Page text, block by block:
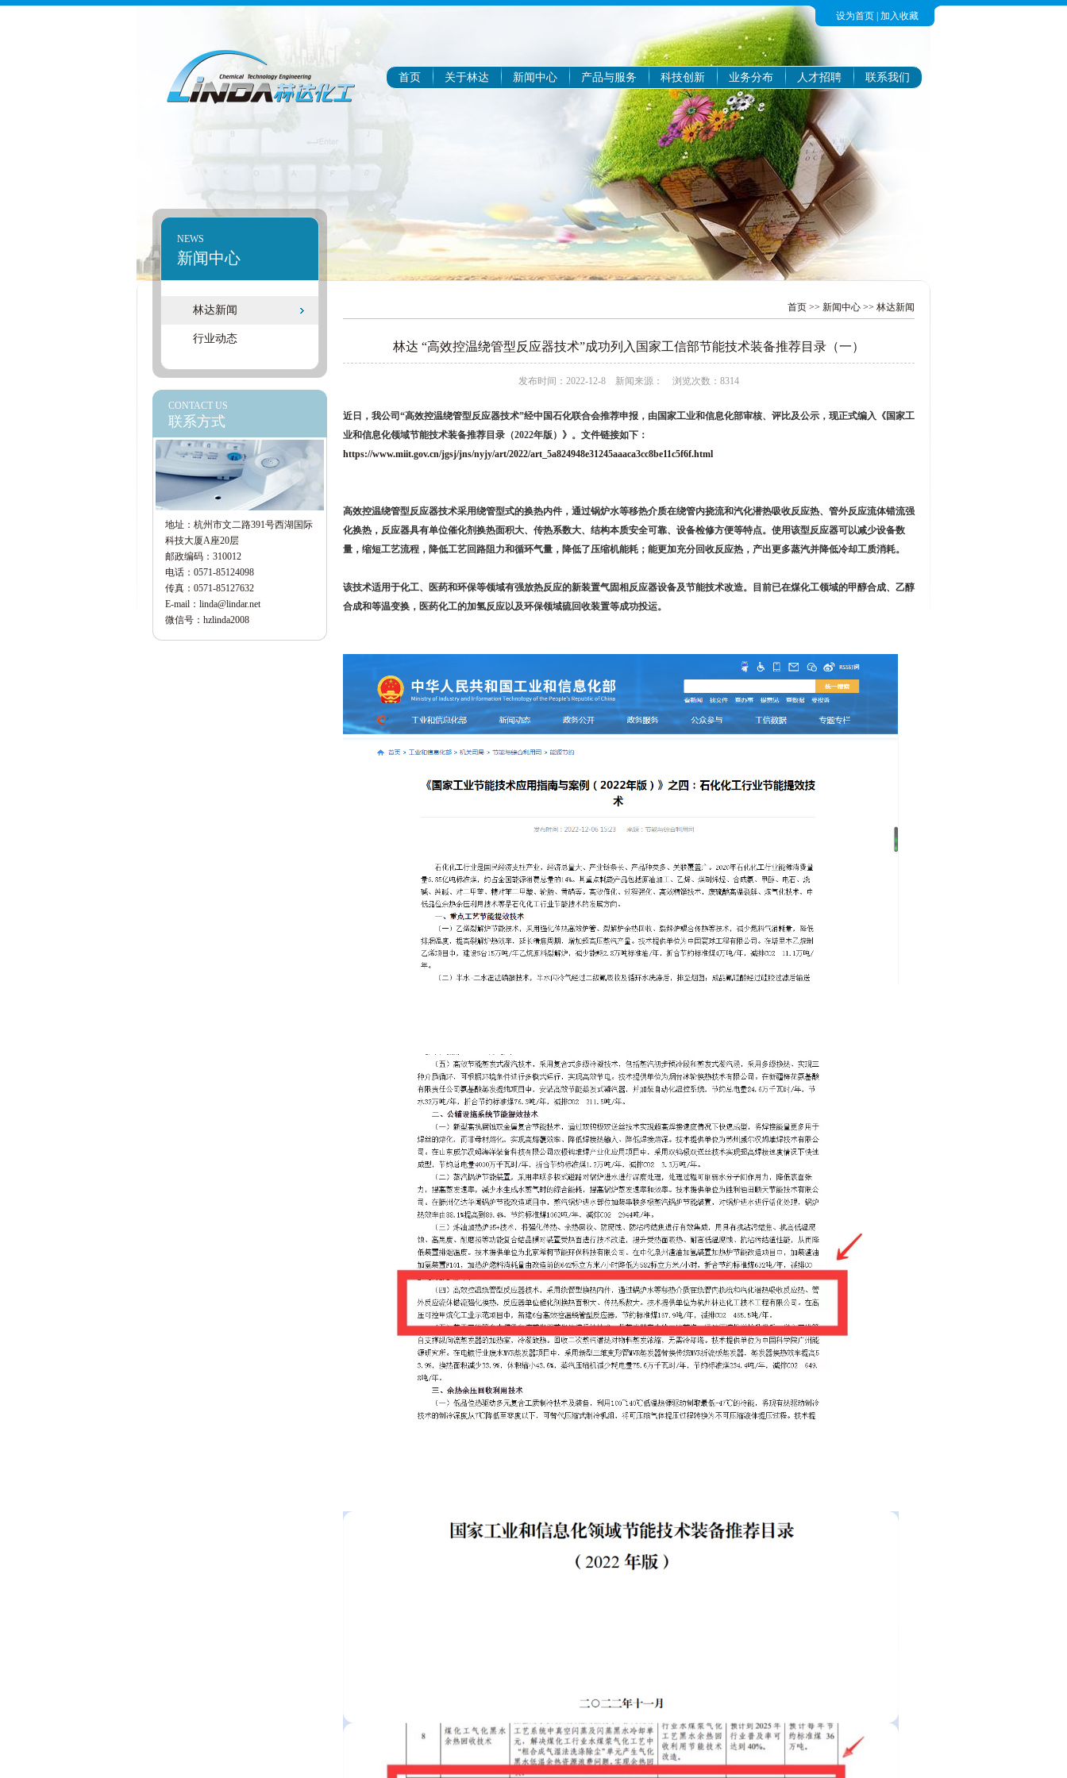
设为首页 加入收藏
首页 关于林达 新闻中心 产品与服务 科技创新 业务分布 人才招聘 联系我们
NEWS
新闻中心
林达新闻
行业动态
CONTACT US
联系方式
地址：杭州市文二路391号西湖国际
科技大厦A座20层
邮政编码：310012
电话：0571-85124098
传真：0571-85127632
E-mail：linda@lindar.net
微信号：hzlinda2008
首页 >> 新闻中心 >> 林达新闻
林达 “高效控温绕管型反应器技术”成功列入国家工信部节能技术装备推荐目录（一）
发布时间：2022-12-8 新闻来源： 浏览次数：8314
近日，我公司“高效控温绕管型反应器技术”经中国石化联合会推荐申报，由国家工业和信息化部审核、评比及公示，现正式编入《国家工
业和信息化领域节能技术装备推荐目录（2022年版）》。文件链接如下：
https://www.miit.gov.cn/jgsj/jns/nyjy/art/2022/art_5a824948e31245aaaca3cc8be11c5f6f.html
高效控温绕管型反应器技术采用绕管型式的换热内件，通过锅炉水等移热介质在绕管内挠流和汽化潜热吸收反应热、管外反应流体错流强
化换热，反应器具有单位催化剂换热面积大、传热系数大、结构本质安全可靠、设备检修方便等特点。使用该型反应器可以减少设备数
量，缩短工艺流程，降低工艺回路阻力和循环气量，降低了压缩机能耗；能更加充分回收反应热，产出更多蒸汽并降低冷却工质消耗。
该技术适用于化工、医药和环保等领域有强放热反应的新装置气固相反应器设备及节能技术改造。目前已在煤化工领域的甲醇合成、乙醇
合成和等温变换，医药化工的加氢反应以及环保领域硫回收装置等成功投运。